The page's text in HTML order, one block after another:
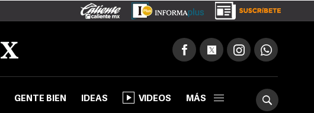
GENTE BIEN IDEAS VIDEOS MÁS